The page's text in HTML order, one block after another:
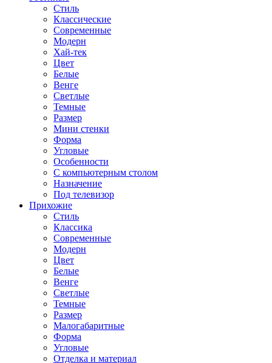
Стиль
Классические
Современные
Модерн
Хай-тек
Цвет
Белые
Венге
Светлые
Темные
Размер
Мини стенки
Форма
Угловые
Особенности
С компьютерным столом
Назначение
Под телевизор
Прихожие
Стиль
Классика
Современные
Модерн
Цвет
Белые
Венге
Светлые
Темные
Размер
Малогабаритные
Форма
Угловые
Отделка и материал